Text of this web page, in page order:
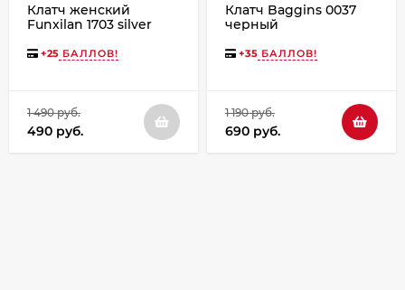
Клатч женский
Funxilan 1703 silver
+25 БАЛЛОВ!
1 490 руб.
490 руб.
Клатч Baggins 0037
черный
+35 БАЛЛОВ!
1 190 руб.
690 руб.